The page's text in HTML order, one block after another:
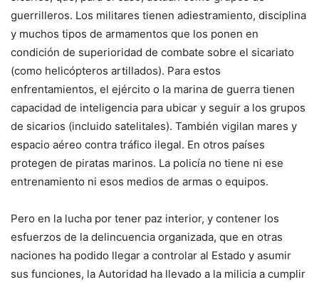
guerrilleros. Los militares tienen adiestramiento, disciplina
y muchos tipos de armamentos que los ponen en
condición de superioridad de combate sobre el sicariato
(como helicópteros artillados). Para estos
enfrentamientos, el ejército o la marina de guerra tienen
capacidad de inteligencia para ubicar y seguir a los grupos
de sicarios (incluido satelitales). También vigilan mares y
espacio aéreo contra tráfico ilegal. En otros países
protegen de piratas marinos. La policía no tiene ni ese
entrenamiento ni esos medios de armas o equipos.
Pero en la lucha por tener paz interior, y contener los
esfuerzos de la delincuencia organizada, que en otras
naciones ha podido llegar a controlar al Estado y asumir
sus funciones, la Autoridad ha llevado a la milicia a cumplir